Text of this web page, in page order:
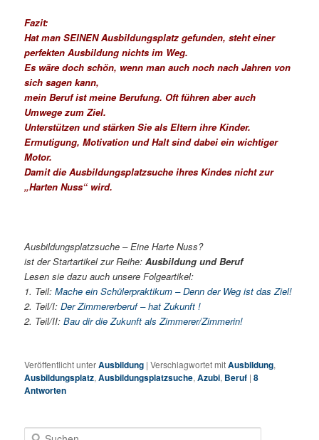
Fazit:
Hat man SEINEN Ausbildungsplatz gefunden, steht einer
perfekten Ausbildung nichts im Weg.
Es wäre doch schön, wenn man auch noch nach Jahren von
sich sagen kann,
mein Beruf ist meine Berufung. Oft führen aber auch
Umwege zum Ziel.
Unterstützen und stärken Sie als Eltern ihre Kinder.
Ermutigung, Motivation und Halt sind dabei ein wichtiger
Motor.
Damit die Ausbildungsplatzsuche ihres Kindes nicht zur
„Harten Nuss“ wird.
Ausbildungsplatzsuche – Eine Harte Nuss?
ist der Startartikel zur Reihe:Ausbildung und Beruf
Lesen sie dazu auch unsere Folgeartikel:
1. Teil:Mache ein Schülerpraktikum – Denn der Weg ist das Ziel!
2. Teil/I:Der Zimmererberuf – hat Zukunft !
2. Teil/II:Bau dir die Zukunft als Zimmerer/Zimmerin!
Veröffentlicht unterAusbildung |Verschlagwortet mitAusbildung,
Ausbildungsplatz,Ausbildungsplatzsuche,Azubi, Beruf |8
Antworten